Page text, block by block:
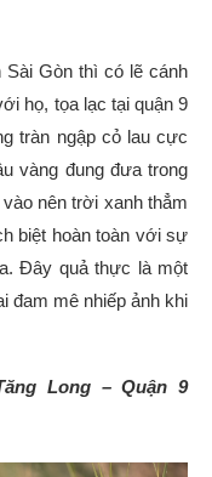
Gòn thì có lẽ cánh
họ, tọa lạc tại quận 9
tràn ngập cỏ lau cực
vàng đung đưa trong
nên trời xanh thẳm
biệt hoàn toàn với sự
Đây quả thực là một
đam mê nhiếp ảnh khi
Long – Quận 9